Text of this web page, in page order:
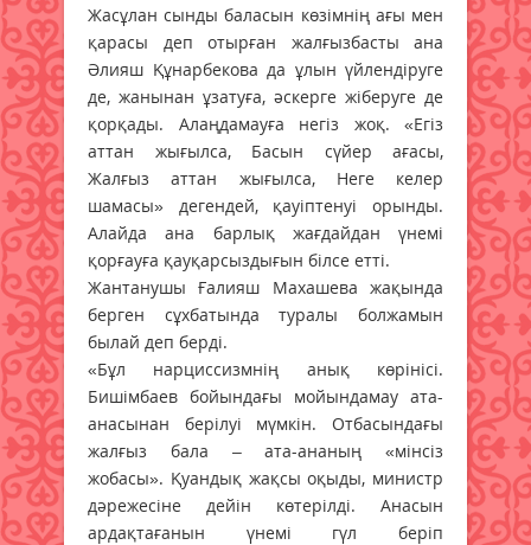
Жасұлан сынды баласын көзімнің ағы мен
қарасы деп отырған жалғызбасты ана
Әлияш Құнарбекова да ұлын үйлендіруге
де, жанынан ұзатуға, әскерге жіберуге де
қорқады. Алаңдамауға негіз жоқ. «Егіз
аттан жығылса, Басын сүйер ағасы,
Жалғыз аттан жығылса, Неге келер
шамасы» дегендей, қауіптенуі орынды.
Алайда ана барлық жағдайдан үнемі
қорғауға қауқарсыздығын білсе етті.
Жантанушы Ғалияш Махашева жақында
берген сұхбатында туралы болжамын
былай деп берді.
«Бұл нарциссизмнің анық көрінісі.
Бишімбаев бойындағы мойындамау ата-
анасынан берілуі мүмкін. Отбасындағы
жалғыз бала – ата-ананың «мінсіз
жобасы». Қуандық жақсы оқыды, министр
дәрежесіне дейін көтерілді. Анасын
ардақтағанын үнемі гүл беріп